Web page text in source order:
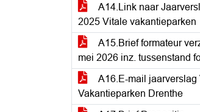
A14.Link naar
2025 Vitale vakantieparken
A15.Brief formateur
mei 2026 inz. tussenstand
A16.E-mail jaarverslag
Vakantieparken Drenthe